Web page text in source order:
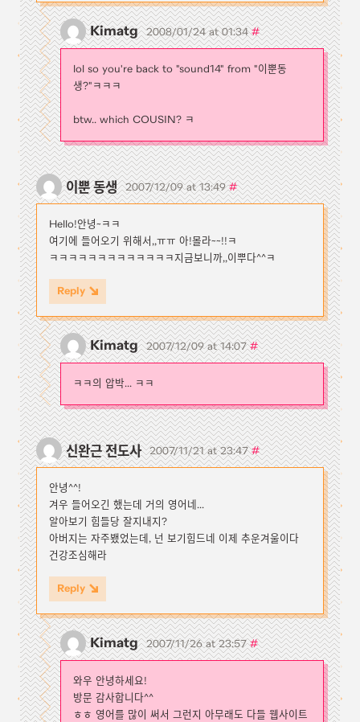
Kimatg 2008/01/24 at 01:34#
lol so you're back to "sound14" from "이뿐동
생?"ㅋㅋㅋ
btw.. which COUSIN? ㅋ
이뿐 동생 2007/12/09 at 13:49#
Hello!안녕~ㅋㅋ
여기에 들어오기 위해서,,ㅠㅠ 아!몰라~~!!ㅋ
ㅋㅋㅋㅋㅋㅋㅋㅋㅋㅋㅋㅋㅋ지금보니까,,이뿌다^^ㅋ
Reply
Kimatg 2007/12/09 at 14:07#
ㅋㅋ의 압박... ㅋㅋ
신완근 전도사 2007/11/21 at 23:47#
안녕^^!
겨우 들어오긴 했는데 거의 영어네...
알아보기 힘들당 잘지내지?
아버지는 자주뵀었는데, 넌 보기힘드네 이제 추운겨울이다
건강조심해라
Reply
Kimatg 2007/11/26 at 23:57#
와우 안녕하세요!
방문 감사합니다^^
ㅎㅎ 영어를 많이 써서 그런지 아무래도 다들 웹사이트